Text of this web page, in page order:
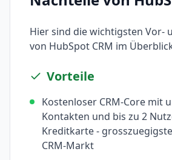
Hier sind die wichtigsten Vor-
von HubSpot CRM im
Vorteile
Kostenloser CRM-Core mit
Kontakten und bis zu 2
Kreditkarte -
CRM-Markt